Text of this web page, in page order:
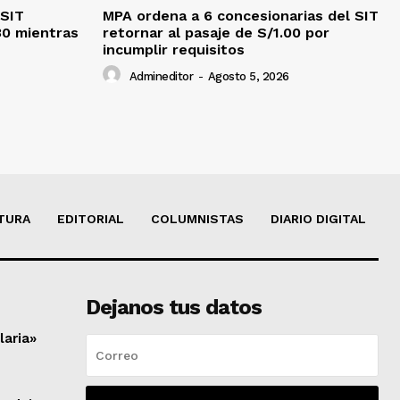
mientras
MPA ordena a 6 concesionarias del SIT
retornar al pasaje de S/1.00 por
incumplir requisitos
Admineditor - Agosto 5, 2026
EDITORIAL COLUMNISTAS DIARIO DIGITAL
Dejanos tus datos